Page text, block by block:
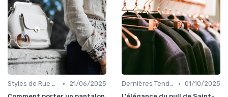
Styles de Rue et Looks du Moment •
21/06/2025
Dernières Tendances de Mode • 01/10/2025